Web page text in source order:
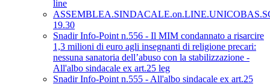
line
19.30
Snadir Info-Point n.556 - Il MIM condannato a risarcire
1,3 milioni di euro agli insegnanti di religione precari:
nessuna sanatoria dell’abuso con la stabilizzazione -
All'albo sindacale ex art.25 leg
Snadir Info-Point n.555 - All'albo sindacale ex art.25